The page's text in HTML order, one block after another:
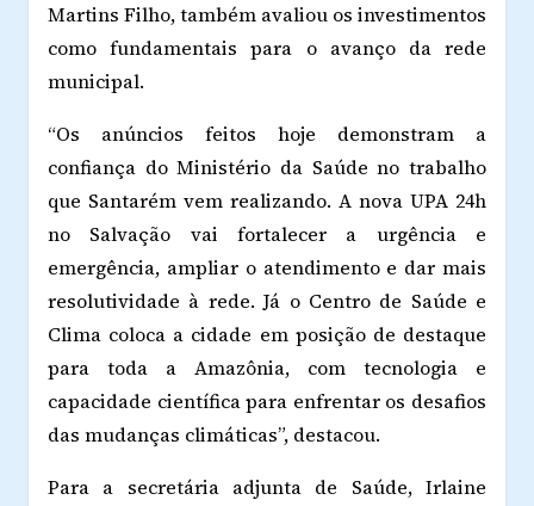
Martins Filho, também avaliou os investimentos
como fundamentais para o avanço da rede
municipal.
“Os anúncios feitos hoje demonstram a
confiança do Ministério da Saúde no trabalho
que Santarém vem realizando. A nova UPA 24h
no Salvação vai fortalecer a urgência e
emergência, ampliar o atendimento e dar mais
resolutividade à rede. Já o Centro de Saúde e
Clima coloca a cidade em posição de destaque
para toda a Amazônia, com tecnologia e
capacidade científica para enfrentar os desafios
das mudanças climáticas”, destacou.
Para a secretária adjunta de Saúde, Irlaine